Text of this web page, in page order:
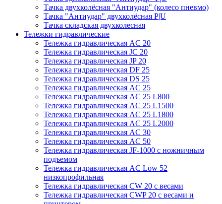
Тачка двухколёсная "Антиудар" (колесо пневмо)
Тачка "Антиудар" двухколёсная P|U
Тачка складская двухколесная
Тележки гидравлические
Тележка гидравлическая AC 20
Тележка гидравлическая JC 20
Тележка гидравлическая JP 20
Тележка гидравлическая DF 25
Тележка гидравлическая DS 25
Тележка гидравлическая AC 25
Тележка гидравлическая AC 25 L800
Тележка гидравлическая AC 25 L1500
Тележка гидравлическая AC 25 L1800
Тележка гидравлическая AC 25 L2000
Тележка гидравлическая AC 30
Тележка гидравлическая AC 50
Тележка гидравлическая JF-1000 с ножничным
подъемом
Тележка гидравлическая AC Low 52
низкопрофильная
Тележка гидравлическая CW 20 с весами
Тележка гидравлическая CWP 20 с весами и